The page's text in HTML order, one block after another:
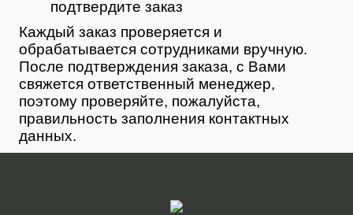
подтвердите заказ
Каждый заказ проверяется и
обрабатывается сотрудниками вручную.
После подтверждения заказа, с Вами
свяжется ответственный менеджер,
поэтому проверяйте, пожалуйста,
правильность заполнения контактных
данных.